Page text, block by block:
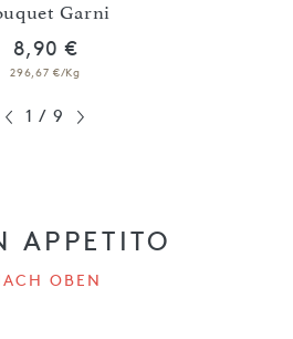
Garni
8,90 €
296,67 €/Kg
1 / 9
APPETITO
OBEN